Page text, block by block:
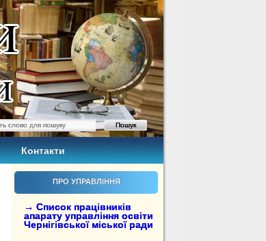
Контакти
ПРО УПРАВЛІННЯ
→ Список працівників
апарату управління освіти
Чернігівської міської ради